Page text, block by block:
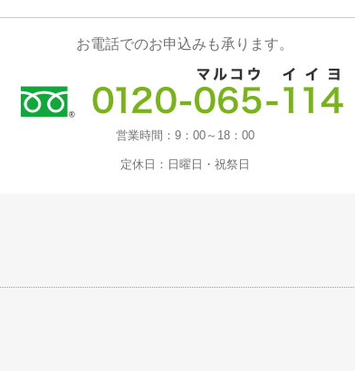
お電話でのお申込みも承ります。
営業時間： 9：00～18：00
定休日： 日曜日・祝祭日